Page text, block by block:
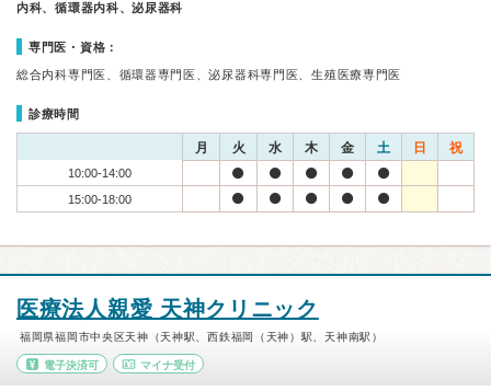
内科、循環器内科、泌尿器科
専門医・資格：
総合内科専門医、循環器専門医、泌尿器科専門医、生殖医療専門医
診療時間
月 火 水 木 金 土 日 祝
10:00-14:00
15:00-18:00
医療法人親愛 天神クリニック
福岡県福岡市中央区天神（天神駅、西鉄福岡（天神）駅、天神南駅）
電子決済可 マイナ受付